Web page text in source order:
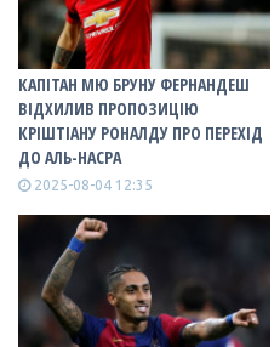
КАПІТАН МЮ БРУНУ ФЕРНАНДЕШ
ВІДХИЛИВ ПРОПОЗИЦІЮ
КРІШТІАНУ РОНАЛДУ ПРО ПЕРЕХІД
ДО АЛЬ-НАСРА
2025-08-04 12:35